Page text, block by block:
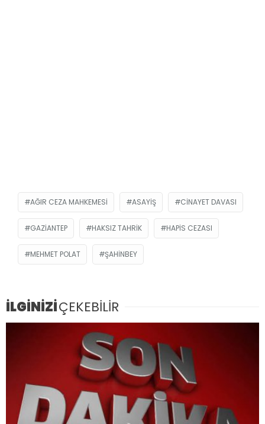
AĞIR CEZA MAHKEMESI ASAYIŞ CINAYET DAVASI
GAZIANTEP HAKSIZ TAHRIK HAPIS CEZASI
MEHMET POLAT ŞAHINBEY
İLGİNİZİÇEKEBİLİR